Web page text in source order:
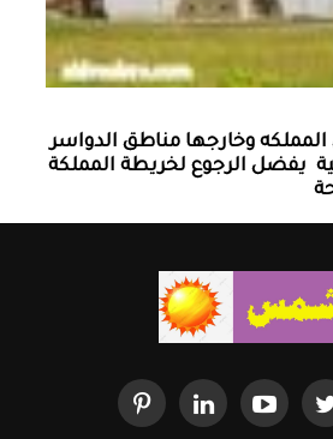
المملكه وخارجها ‏مناطق الدواسر
يفضل الرجوع لخريطة المملكة